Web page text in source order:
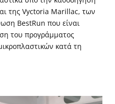
της Vyctoria Marillac, των
BestRun που είναι
του προγράμματος
κατά τη